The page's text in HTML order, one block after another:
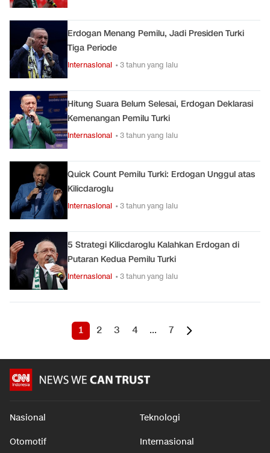
Erdogan Menang Pemilu, Jadi Presiden Turki
Tiga Periode
Internasional • 3 tahun yang lalu
Hitung Suara Belum Selesai, Erdogan Deklarasi
Kemenangan Pemilu Turki
Internasional • 3 tahun yang lalu
Quick Count Pemilu Turki: Erdogan Unggul atas
Kilicdaroglu
Internasional • 3 tahun yang lalu
5 Strategi Kilicdaroglu Kalahkan Erdogan di
Putaran Kedua Pemilu Turki
Internasional • 3 tahun yang lalu
1 2 3 4 ... 7
Nasional Teknologi
Otomotif Internasional